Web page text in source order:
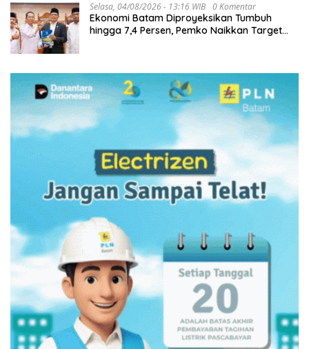
Selasa, 04/08/2026 - 13:16 WIB 0 Komentar
Ekonomi Batam Diproyeksikan Tumbuh
hingga 7,4 Persen, Pemko Naikkan Target